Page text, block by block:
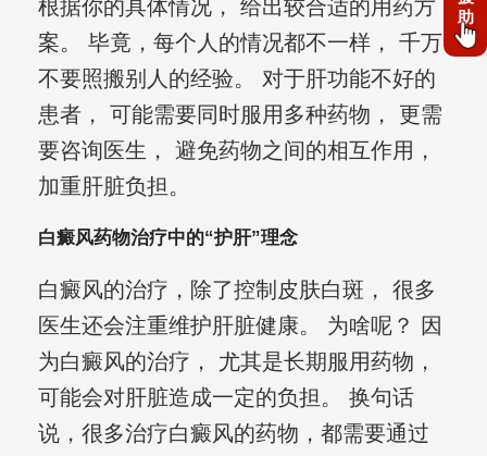
根据你的具体情况， 给出较合适的用药方
案。 毕竟，每个人的情况都不一样， 千万
不要照搬别人的经验。 对于肝功能不好的
患者， 可能需要同时服用多种药物， 更需
要咨询医生， 避免药物之间的相互作用，
加重肝脏负担。
白癜风药物治疗中的“护肝”理念
白癜风的治疗，除了控制皮肤白斑， 很多
医生还会注重维护肝脏健康。 为啥呢？ 因
为白癜风的治疗， 尤其是长期服用药物，
可能会对肝脏造成一定的负担。 换句话
说，很多治疗白癜风的药物，都需要通过
助